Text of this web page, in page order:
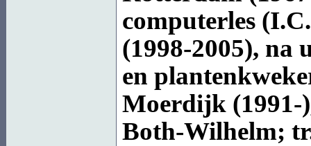
computerles
(1998-2005), na
en
Moerdijk (1991-
Both-Wilhelm;